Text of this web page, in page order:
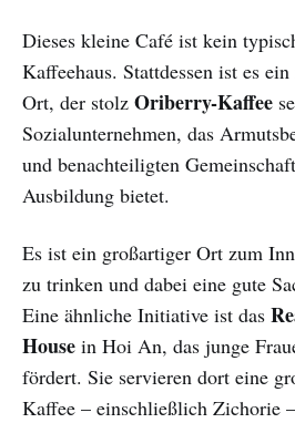
Dieses kleine Café ist kein
Kaffeehaus. Stattdessen ist es
Ort, der stolz Oriberry-Kaffee
Sozialunternehmen, das
und benachteiligten
Ausbildung bietet.
Es ist ein großartiger Ort zum
zu trinken und dabei eine gute
Eine ähnliche Initiative ist das
House in Hoi An, das junge
fördert. Sie servieren dort eine
Kaffee – einschließlich Zichorie